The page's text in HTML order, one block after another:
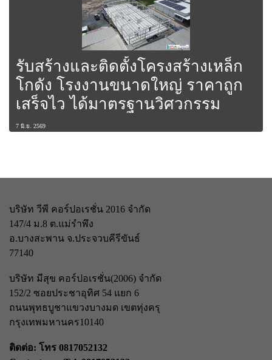
รับสร้างและติดตั้งโครงสร้างเหล็ก
โกดัง โรงงานขนาดใหญ่ ราคาถูก
เสร็จไว ได้มาตรฐานวิศวกรรม
7 มิ.ย. 2569
บริษัท วีพี คอร์ปอเรชั่น 2016 จำกัด
147/4 ม.8 ต.แม่รำพึง
อ.บางสะพาน จ.ประจวบคีรีขันธ์
77140
บริษัท มีสุข คอร์ปอเรชั่น(2006) จำกัด
152/2 ซอยประชาอุทิศ 54 แยก 6
ถนนพุทธบูชาแขวงบางมด เขตทุ่งครุ
กรุงเทพมหานคร10140
ติดต่อ: โทร 0817052132